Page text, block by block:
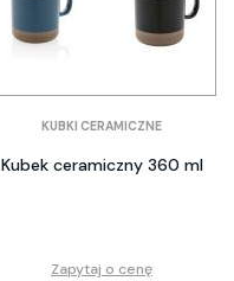
KUBKI CERAMICZNE
Kubek ceramiczny 360 ml
Zapytaj o cenę